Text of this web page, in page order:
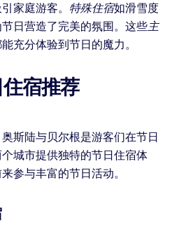
家庭游客。 特殊住宿如滑雪度
日营造了完美的氛围。这些主
充分体验到节日的魔力。
宿推荐
斯陆与贝尔根是游客们在节日
城市提供独特的节日住宿体
参与丰富的节日活动。